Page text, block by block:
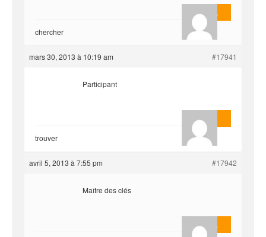
Masterjoa
chercher
mars 30, 2013 à 10:19 am #17941
AnlonEvil.
Participant
trouver
avril 5, 2013 à 7:55 pm #17942
Masterjoa
Maître des clés